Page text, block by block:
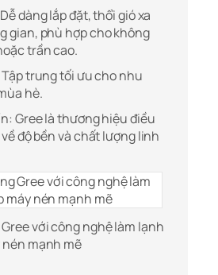
dàng lắp đặt, thổi gió xa
gian, phù hợp cho không
trần cao.
trung tối ưu cho nhu
hè.
Gree là thương hiệu điều
độ bền và chất lượng linh
với công nghệ làm lạnh
mạnh mẽ